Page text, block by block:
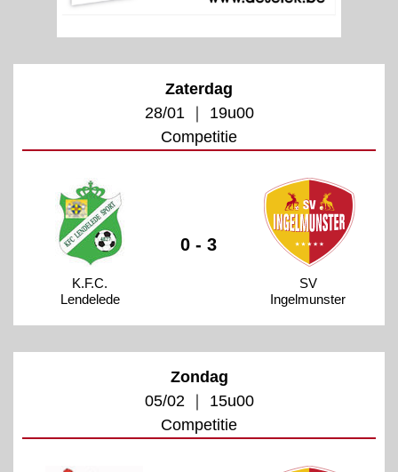
Zaterdag
28/01 ｜ 19u00
Competitie
K.F.C.
Lendelede
0 - 3
SV
Ingelmunster
Zondag
05/02 ｜ 15u00
Competitie